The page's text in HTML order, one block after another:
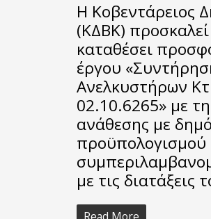
Η Κοβεντάρειος
(ΚΔΒΚ)
καταθέσει
έργου
Ανελκυστήρων
02.10.6265» με
ανάθεσης με
προϋπολογισμού
με τις